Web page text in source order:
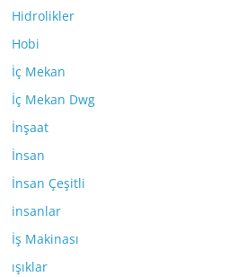
Hidrolikler
Hobi
İç Mekan
İç Mekan Dwg
İnşaat
İnsan
İnsan Çeşitli
insanlar
İş Makinası
ışıklar